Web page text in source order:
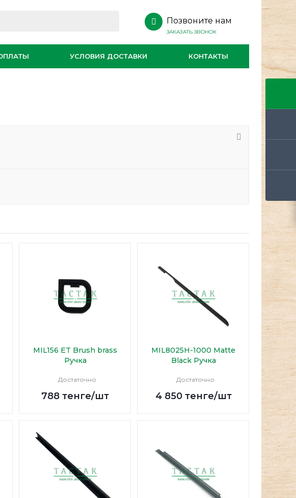
Позвоните нам
ЗАКАЗАТЬ ЗВОНОК
УСЛОВИЯ ДОСТАВКИ КОНТАКТЫ
MIL156 ET Brush brass
Ручка
Достаточно
788 тенге/шт
MIL8025H-1000 Matte
Black Ручка
Достаточно
4 850тенге/шт